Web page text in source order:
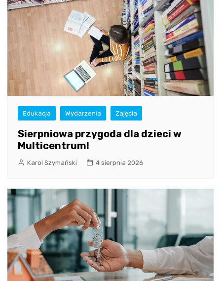
Edukacja Wydarzenia Zajęcia
Sierpniowa przygoda dla dzieci w
Multicentrum!
Karol Szymański 4 sierpnia 2026